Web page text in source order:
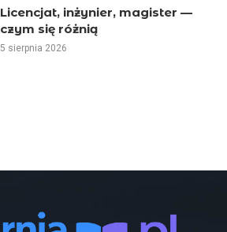
Licencjat, inżynier, magister —
czym się różnią
5 sierpnia 2026